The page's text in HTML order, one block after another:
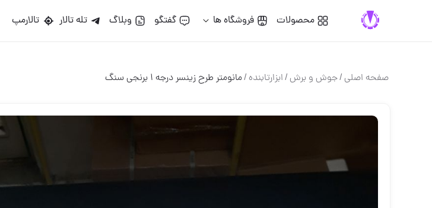
محصولات فروشگاه ها گفتگو وبلاگ تله تالار تالارمپ
صفحه اصلی/جوش و برش/ابزارتابنده/مانومتر طرح زینسر درجه ۱ برنجی سنگ